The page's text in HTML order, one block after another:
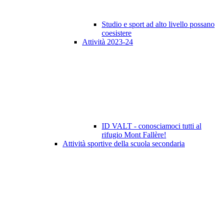
Studio e sport ad alto livello possano
coesistere
Attività 2023-24
ID VALT - conosciamoci tutti al
rifugio Mont Fallère!
Attività sportive della scuola secondaria